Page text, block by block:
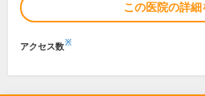
この医院の詳細
アクセス数※